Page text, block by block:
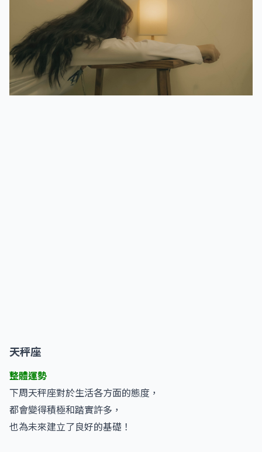
天秤座
整體運勢
下周天秤座對於生活各方面的態度，
都會變得積極和踏實許多，
也為未來建立了良好的基礎！